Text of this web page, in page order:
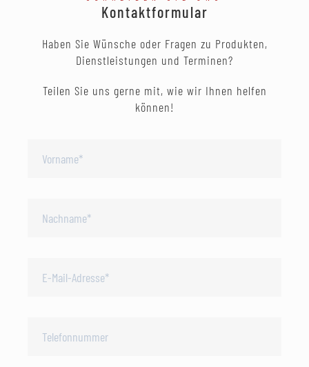
Kontaktformular
Haben Sie Wünsche oder Fragen zu Produkten,
Dienstleistungen und Terminen?
Teilen Sie uns gerne mit, wie wir Ihnen helfen
können!